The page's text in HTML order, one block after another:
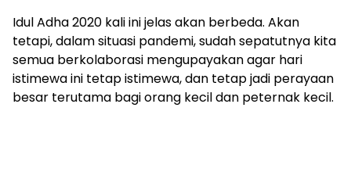
Idul Adha 2020 kali ini jelas akan berbeda. Akan
tetapi, dalam situasi pandemi, sudah sepatutnya kita
semua berkolaborasi mengupayakan agar hari
istimewa ini tetap istimewa, dan tetap jadi perayaan
besar terutama bagi orang kecil dan peternak kecil.